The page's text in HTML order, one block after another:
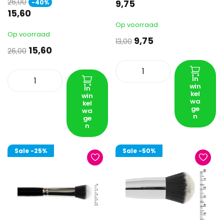
-40%
15,60
Op voorraad
26,00 15,60
In
win
kel
wa
ge
n
9,75
Op voorraad
13,00 9,75
In
win
kel
wa
ge
n
Sale -25% Sale -50%